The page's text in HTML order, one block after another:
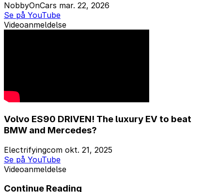
NobbyOnCars mar. 22, 2026
Se på YouTube
Videoanmeldelse
Volvo ES90 DRIVEN! The luxury EV to beat
BMW and Mercedes?
Electrifyingcom okt. 21, 2025
Se på YouTube
Videoanmeldelse
Continue Reading